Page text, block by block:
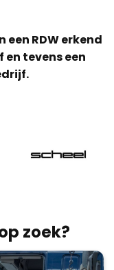
een RDW erkend
en tevens een
zoek?